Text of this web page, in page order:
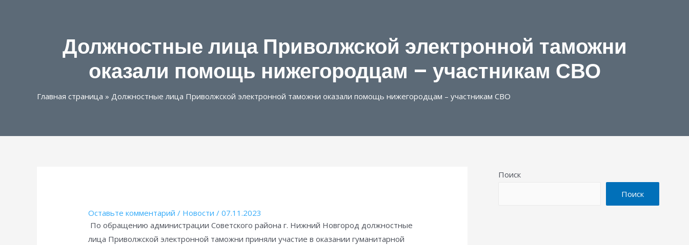
Должностные лица Приволжской электронной таможни
оказали помощь нижегородцам – участникам СВО
Главная страница » Должностные лица Приволжской электронной таможни оказали помощь нижегородцам – участникам СВО
Оставьте комментарий / Новости /07.11.2023
По обращению администрации Советского района г. Нижний Новгород должностные
лица Приволжской электронной таможни приняли участие в оказании гуманитарной
Поиск
Поиск